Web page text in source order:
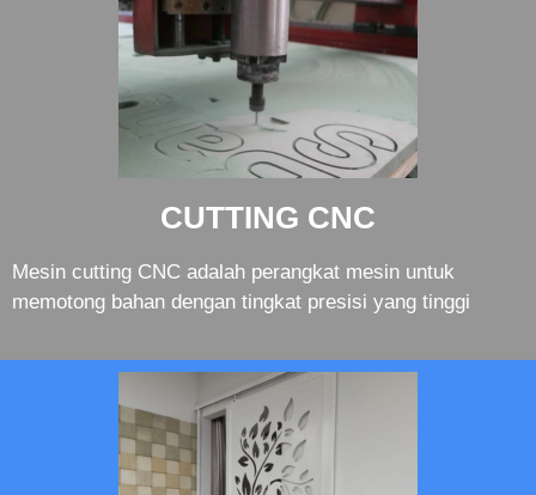
CUTTING CNC
Mesin cutting CNC adalah perangkat mesin untuk
memotong bahan dengan tingkat presisi yang tinggi